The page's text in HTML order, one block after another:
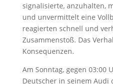
signalisierte, anzuhalten,
und unvermittelt eine
reagierten schnell und
Zusammenstoß. Das
Konsequenzen.
Am Sonntag, gegen 03:00
Deutscher in seinem Audi